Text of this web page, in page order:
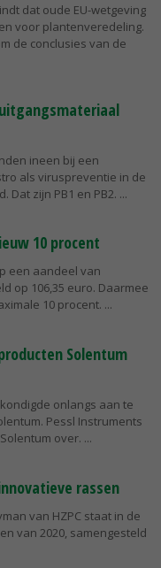
dat oude EU-wetgeving
voor plantenveredeling.
de conclusies van de
ineen bij een
als viruspreventie in de
zijn PB1 en PB2.
10 procent
een aandeel van
op 106,35 euro. Daarmee
10 procent.
Solentum
onlangs aan te
Pessl Instruments
over.
rassen
van HZPC staat in de
van 2020, samengesteld